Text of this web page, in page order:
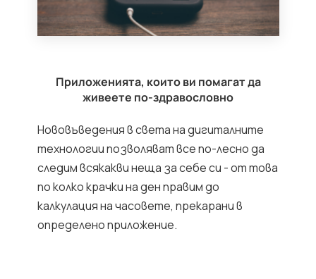
Приложенията, които ви помагат да
живеете по-здравословно
Нововъведения в света на дигиталните
технологии позволяват все по-лесно да
следим всякакви неща за себе си - от това
по колко крачки на ден правим до
калкулация на часовете, прекарани в
определено приложение.